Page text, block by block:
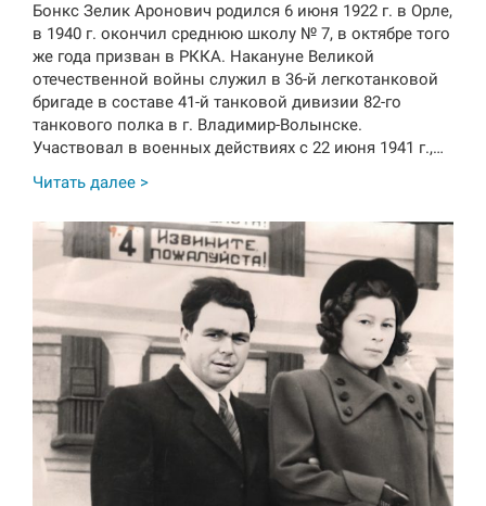
Бонкс Зелик Аронович родился 6 июня 1922 г. в Орле,
в 1940 г. окончил среднюю школу № 7, в октябре того
же года призван в РККА. Накануне Великой
отечественной войны служил в 36-й легкотанковой
бригаде в составе 41-й танковой дивизии 82-го
танкового полка в г. Владимир-Волынске.
Участвовал в военных действиях с 22 июня 1941 г.,…
Читать далее >